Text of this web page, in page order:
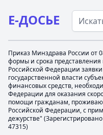
Е-ДОСЬЕ
Приказ Минздрава России от
формы и срока
Российской Федерации
государственной власти
финансовых средств,
Федерации для оказания
помощи гражданам,
Российской Федерации, с
дежурстве"
47315)